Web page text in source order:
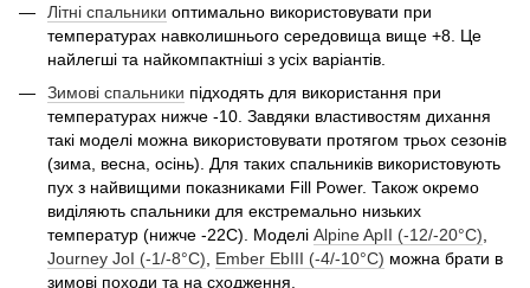
Літні спальники оптимально використовувати при
температурах навколишнього середовища вище +8. Це
найлегші та найкомпактніші з усіх варіантів.
Зимові спальники підходять для використання при
температурах нижче -10. Завдяки властивостям дихання
такі моделі можна використовувати протягом трьох сезонів
(зима, весна, осінь). Для таких спальників використовують
пух з найвищими показниками Fill Power. Також окремо
виділяють спальники для екстремально низьких
температур (нижче -22С). Моделі Alpine ApII (-12/-20°C)
Journey JoI (-1/-8°C)
Ember EbIII (-4/-10°C) можна брати в
зимові походи та на сходження.